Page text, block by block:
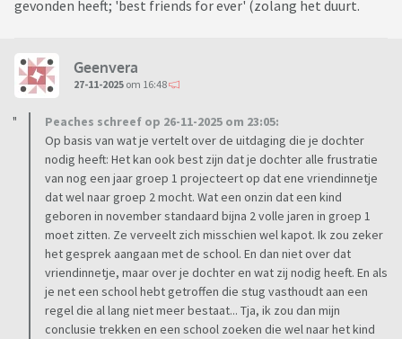
gevonden heeft; 'best friends for ever' (zolang het duurt.
Geenvera
27-11-2025 om 16:48
Peaches schreef op 26-11-2025 om 23:05:
Op basis van wat je vertelt over de uitdaging die je dochter
nodig heeft: Het kan ook best zijn dat je dochter alle frustratie
van nog een jaar groep 1 projecteert op dat ene vriendinnetje
dat wel naar groep 2 mocht. Wat een onzin dat een kind
geboren in november standaard bijna 2 volle jaren in groep 1
moet zitten. Ze verveelt zich misschien wel kapot. Ik zou zeker
het gesprek aangaan met de school. En dan niet over dat
vriendinnetje, maar over je dochter en wat zij nodig heeft. En als
je net een school hebt getroffen die stug vasthoudt aan een
regel die al lang niet meer bestaat... Tja, ik zou dan mijn
conclusie trekken en een school zoeken die wel naar het kind